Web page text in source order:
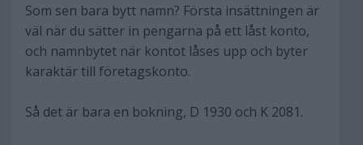
Som sen bara bytt namn? Första insättningen är
väl när du sätter in pengarna på ett låst konto,
och namnbytet när kontot låses upp och byter
karaktär till företagskonto.
Så det är bara en bokning, D 1930 och K 2081.